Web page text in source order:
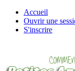
Accueil
Ouvrir une
S'inscrire